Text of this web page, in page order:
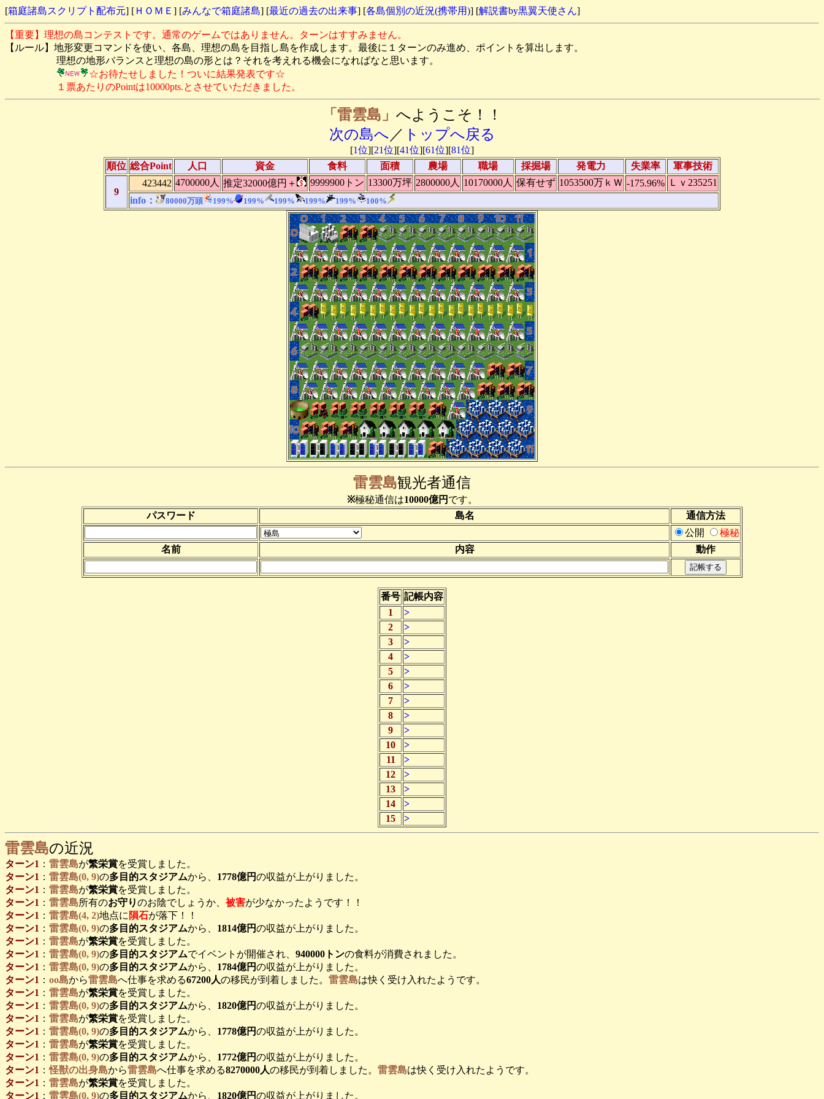
[箱庭諸島スクリプト配布元] [ ＨＯＭＥ ] [みんなで箱庭諸島] [最近の過去の出来事] [各島個別の近況(携帯用)] [解説書by黒翼天使さん]
【重要】理想の島コンテストです。通常のゲームではありません。ターンはすすみません。
【ルール】地形変更コマンドを使い、各島、理想の島を目指し島を作成します。最後に１ターンのみ進め、ポイントを算出します。
理想の地形バランスと理想の島の形とは？それを考えれる機会になればなと思います。
☆お待たせしました！ついに結果発表です☆
１票あたりのPointは10000pts.とさせていただきました。
「雷雲島」 へようこそ！！
次の島へ ／ トップへ戻る
[1位][21位][41位][61位][81位]
順位 総合Point 人口 資金 食料 面積 農場 職場 採掘場 発電力 失業率 軍事技術
9
423442 4700000人 推定32000億円＋ 9999900トン 13300万坪 2800000人 10170000人 保有せず 1053500万ｋＷ -175.96% Ｌｖ235251
info：
80000万頭 199% 199% 199% 199% 199% 100%
雷雲島観光者通信
※極秘通信は10000億円 です。
パスワード
島名
通信方法
公開
極秘
名前
内容 動作
番号 記帳内容
1
>
2
>
3
>
4
>
5
>
6
>
7
>
8
>
9
>
10
>
11
>
12
>
13
>
14
>
15
>
雷雲島の近況
ターン1 ： 雷雲島が繁栄賞を受賞しました。
ターン1 ： 雷雲島(0, 9)の多目的スタジアムから、 1778億円の収益が上がりました。
ターン1 ： 雷雲島が繁栄賞を受賞しました。
ターン1 ： 雷雲島所有のお守りのお陰でしょうか、 被害が少なかったようです！！
ターン1 ： 雷雲島(4, 2)地点に 隕石が落下！！
ターン1 ： 雷雲島(0, 9)の多目的スタジアムから、 1814億円の収益が上がりました。
ターン1 ： 雷雲島が繁栄賞を受賞しました。
ターン1 ： 雷雲島(0, 9)の多目的スタジアムでイベントが開催され、 940000トンの食料が消費されました。
ターン1 ： 雷雲島(0, 9)の多目的スタジアムから、 1784億円の収益が上がりました。
ターン1 ： oo島から雷雲島へ仕事を求める67200人の移民が到着しました。 雷雲島は快く受け入れたようです。
ターン1 ： 雷雲島が繁栄賞を受賞しました。
ターン1 ： 雷雲島(0, 9)の多目的スタジアムから、 1820億円の収益が上がりました。
ターン1 ： 雷雲島が繁栄賞を受賞しました。
ターン1 ： 雷雲島(0, 9)の多目的スタジアムから、 1778億円の収益が上がりました。
ターン1 ： 雷雲島が繁栄賞を受賞しました。
ターン1 ： 雷雲島(0, 9)の多目的スタジアムから、 1772億円の収益が上がりました。
ターン1 ：怪獣の出身島から雷雲島へ仕事を求める8270000人の移民が到着しました。 雷雲島は快く受け入れたようです。
ターン1 ： 雷雲島が繁栄賞を受賞しました。
ターン1 ： 雷雲島(0, 9)の多目的スタジアムから、 1820億円の収益が上がりました。